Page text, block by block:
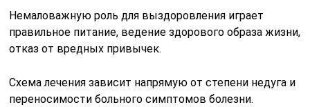
Немаловажную роль для выздоровления играет
правильное питание, ведение здорового образа жизни,
отказ от вредных привычек.
Схема лечения зависит напрямую от степени недуга и
переносимости больного симптомов болезни.